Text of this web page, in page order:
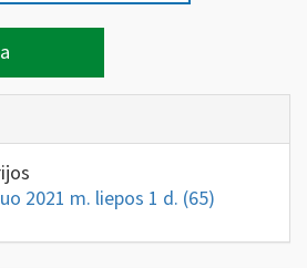
2021 m. liepos 1 d. (65)